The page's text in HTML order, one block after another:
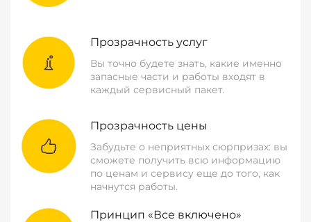
Прозрачность услуг
Вы точно будете знать, какие именно
запасные части и работы входят в
каждый сервисный пакет.
Прозрачность цены
Забудьте о неприятных сюрпризах: вы
сможете получить всю информацию
по ценам и сервису еще до того, как
начнутся работы.
Принцип «Все включено»